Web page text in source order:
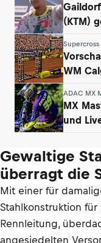
(KTM)
Supercross
WM
ADAC MX
MX
und
Gewaltige
überragt die
Mit einer für
Stahlkonstruktion
Rennleitung,
angesiedelten